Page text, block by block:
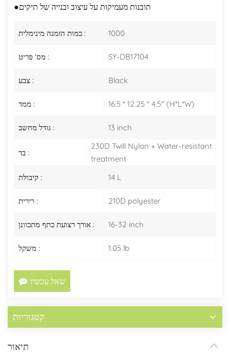
●תובנות מעמיקות על עיצוב ובנייה של תיקים
כמות הזמנה מינימלית : 1000
מס' פריט : SY-DB17104
צבע : Black
ממד : 16.5 * 12.25 * 4.5" (H*L*W)
גודל מחשב : 13 inch
בד :
230D Twill Nylon + Water-resistant
treatment
קיבולת :
14 L
רירית : 210D polyester
אורך רצועת כתף מתכוונן : 16-32 inch
משקל : 1.05 lb
שאל עכשיו
קטגוריות
תיאור